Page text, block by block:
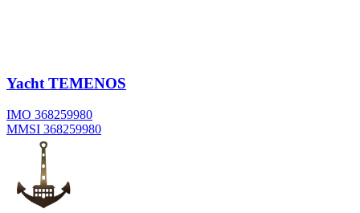
YachtTEMENOS
IMO 368259980
MMSI 368259980